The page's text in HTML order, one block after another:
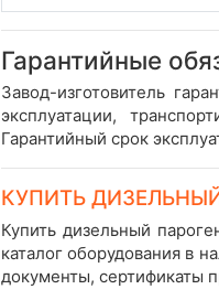
Гарантийные
Завод-изготовитель
эксплуатации,
Гарантийный срок
КУПИТЬ
Купить дизельный
каталог оборудования в
документы, сертификаты